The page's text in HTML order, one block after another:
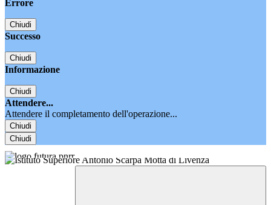
Errore
Chiudi
Successo
Chiudi
Informazione
Chiudi
Attendere...
Attendere il completamento dell'operazione...
Chiudi
Chiudi